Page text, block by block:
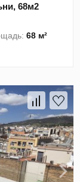
68м2
68 м²